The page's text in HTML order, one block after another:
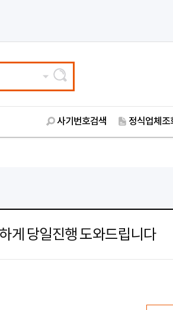
사기번호검색 정식업체조
게 당일진행 도와드립니다